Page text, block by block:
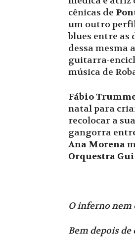
cênicas de
um outro
blues entre as
dessa mesma
guitarra-
música de
Fábio
natal para
recolocar a
gangorra
Ana Morena
Orquestra
O inferno nem
Bem depois de